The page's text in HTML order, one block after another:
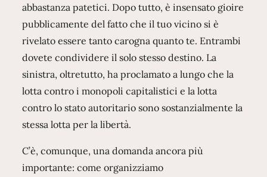
abbastanza patetici. Dopo tutto, è insensato gioire
pubblicamente del fatto che il tuo vicino si è
rivelato essere tanto carogna quanto te. Entrambi
dovete condividere il solo stesso destino. La
sinistra, oltretutto, ha proclamato a lungo che la
lotta contro i monopoli capitalistici e la lotta
contro lo stato autoritario sono sostanzialmente la
stessa lotta per la libertà.
C’è, comunque, una domanda ancora più
importante: come organizziamo